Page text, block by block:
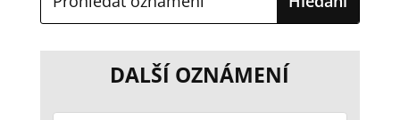
DALŠÍ OZNÁMENÍ